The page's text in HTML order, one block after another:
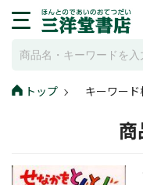
トップ キーワー